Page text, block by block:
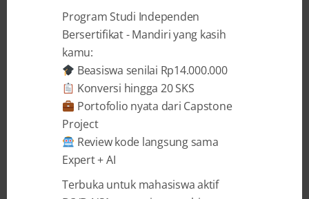
BAGIKAN
Cara Mengerjakan Latihan pada Kelas
Memulai Pemrograman dengan Kotlin-
Program Studi Independen
Bersertifikat - Mandiri yang kasih
kamu:
Beasiswa senilai Rp14.000.000
Konversi hingga 20 SKS
Portofolio nyata dari Capstone
Project
Review kode langsung sama
Expert + AI
Terbuka untuk mahasiswa aktif